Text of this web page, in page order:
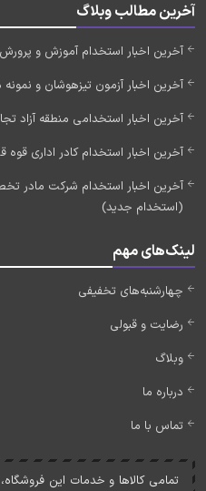
آخرین مطالب وبلاگ
آخرین اخبار استخدام آموزش و پرورش 1405 (به زودی)
آخرین اخبار آزمون تیزهوشان و نمونه
آخرین اخبار استخدامی منطقه آزاد
آخرین اخبار استخدام کادر اداری قوه قضاییه 1405
(استخدام جدید)
لینک‌های مهم
چهارشنبه‌های تخفیفی
رضایت و قبولی
وبلاگ
درباره ما
تماس با ما
تمامی کالاها و خدمات اين